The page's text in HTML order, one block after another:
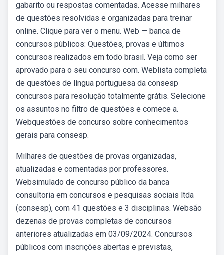
gabarito ou respostas comentadas. Acesse milhares
de questões resolvidas e organizadas para treinar
online. Clique para ver o menu. Web — banca de
concursos públicos: Questões, provas e últimos
concursos realizados em todo brasil. Veja como ser
aprovado para o seu concurso com. Weblista completa
de questões de língua portuguesa da consesp
concursos para resolução totalmente grátis. Selecione
os assuntos no filtro de questões e comece a.
Webquestões de concurso sobre conhecimentos
gerais para consesp.
Milhares de questões de provas organizadas,
atualizadas e comentadas por professores.
Websimulado de concurso público da banca
consultoria em concursos e pesquisas sociais ltda
(consesp), com 41 questões e 3 disciplinas. Websão
dezenas de provas completas de concursos
anteriores atualizadas em 03/09/2024. Concursos
públicos com inscrições abertas e previstas,